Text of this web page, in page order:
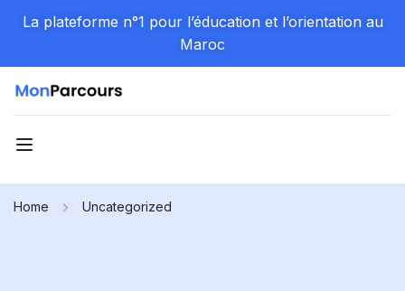
La plateforme n°1 pour l’éducation et l’orientation au
Maroc
Home Uncategorized